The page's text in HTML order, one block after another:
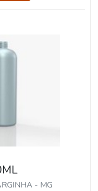
EMBALAGEM
- MG